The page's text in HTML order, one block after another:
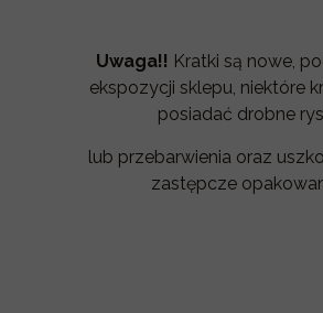
Uwaga!! Kratki są nowe,
ekspozycji sklepu, niektóre
posiadać drobne
lub przebarwienia oraz
zastępcze